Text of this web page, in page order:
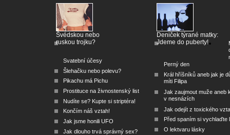
Švédskou nebo
ruskou trojku?
Svatební účesy
Šlehačku nebo polevu?
Pikachu má Pichu
Prostituce na živnostenský list
Nudíte se? Kupte si striptéra!
Končím náš vztah!
Jak jsme honili UFO
Jak dlouho trvá správný sex?
Deniček týrané matky:
Jdeme do puberty!
Perný den
Král hříšníků aneb jak je
míti Filipa
Jak zaujmout muže aneb
v nesnázích
Jak odejít z toxického
Před spaním si vychlaďte
O lektvaru lásky